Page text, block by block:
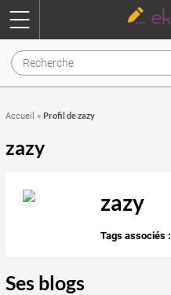
Accueil » Profil de zazy
zazy
zazy
Tags associés :
Ses blogs